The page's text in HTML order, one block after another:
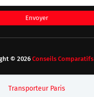
© 2026 Conseils Comparatifs
Transporteur Paris